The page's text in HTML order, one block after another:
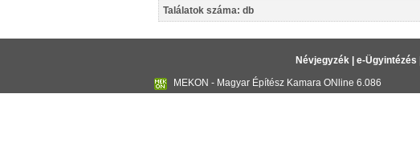
Találatok száma: db
Névjegyzék| e-Ügyintézés
MEKON - Magyar Építész Kamara ONline 6.086